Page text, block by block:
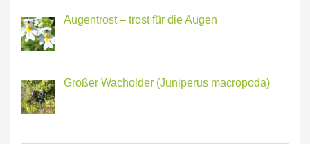
Augentrost – trost für die Augen
Großer Wacholder (Juniperus macropoda)